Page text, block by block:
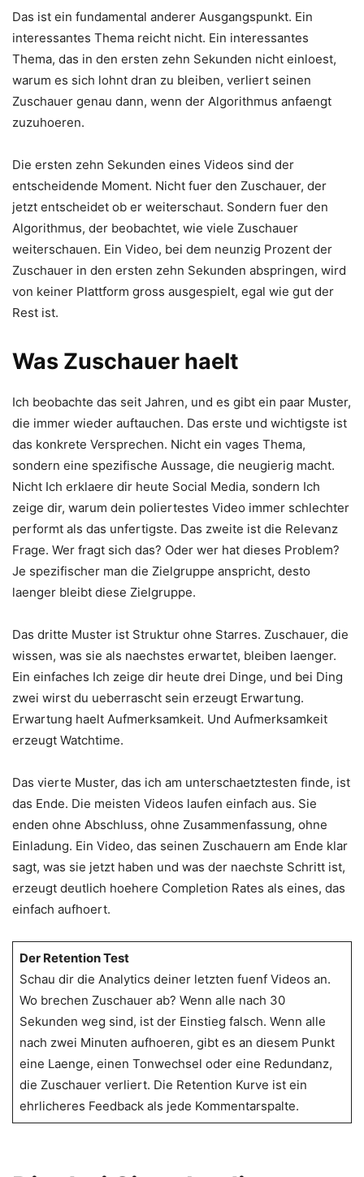
Das ist ein fundamental anderer Ausgangspunkt. Ein
interessantes Thema reicht nicht. Ein interessantes
Thema, das in den ersten zehn Sekunden nicht einloest,
warum es sich lohnt dran zu bleiben, verliert seinen
Zuschauer genau dann, wenn der Algorithmus anfaengt
zuzuhoeren.
Die ersten zehn Sekunden eines Videos sind der
entscheidende Moment. Nicht fuer den Zuschauer, der
jetzt entscheidet ob er weiterschaut. Sondern fuer den
Algorithmus, der beobachtet, wie viele Zuschauer
weiterschauen. Ein Video, bei dem neunzig Prozent der
Zuschauer in den ersten zehn Sekunden abspringen, wird
von keiner Plattform gross ausgespielt, egal wie gut der
Rest ist.
Was Zuschauer haelt
Ich beobachte das seit Jahren, und es gibt ein paar Muster,
die immer wieder auftauchen. Das erste und wichtigste ist
das konkrete Versprechen. Nicht ein vages Thema,
sondern eine spezifische Aussage, die neugierig macht.
Nicht Ich erklaere dir heute Social Media, sondern Ich
zeige dir, warum dein poliertestes Video immer schlechter
performt als das unfertigste. Das zweite ist die Relevanz
Frage. Wer fragt sich das? Oder wer hat dieses Problem?
Je spezifischer man die Zielgruppe anspricht, desto
laenger bleibt diese Zielgruppe.
Das dritte Muster ist Struktur ohne Starres. Zuschauer, die
wissen, was sie als naechstes erwartet, bleiben laenger.
Ein einfaches Ich zeige dir heute drei Dinge, und bei Ding
zwei wirst du ueberrascht sein erzeugt Erwartung.
Erwartung haelt Aufmerksamkeit. Und Aufmerksamkeit
erzeugt Watchtime.
Das vierte Muster, das ich am unterschaetztesten finde, ist
das Ende. Die meisten Videos laufen einfach aus. Sie
enden ohne Abschluss, ohne Zusammenfassung, ohne
Einladung. Ein Video, das seinen Zuschauern am Ende klar
sagt, was sie jetzt haben und was der naechste Schritt ist,
erzeugt deutlich hoehere Completion Rates als eines, das
einfach aufhoert.
Der Retention Test
Schau dir die Analytics deiner letzten fuenf Videos an.
Wo brechen Zuschauer ab? Wenn alle nach 30
Sekunden weg sind, ist der Einstieg falsch. Wenn alle
nach zwei Minuten aufhoeren, gibt es an diesem Punkt
eine Laenge, einen Tonwechsel oder eine Redundanz,
die Zuschauer verliert. Die Retention Kurve ist ein
ehrlicheres Feedback als jede Kommentarspalte.